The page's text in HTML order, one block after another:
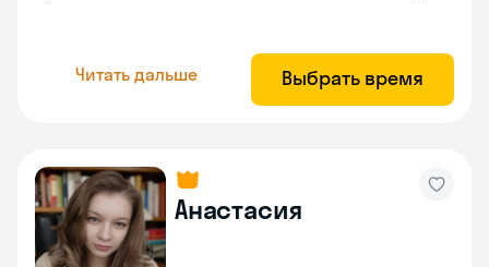
Читать дальше Выбрать время
Анастасия